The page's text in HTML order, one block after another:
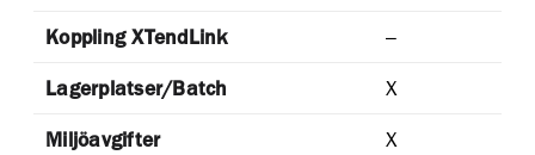
Koppling XTendLink –
Lagerplatser/Batch X
Miljöavgifter X